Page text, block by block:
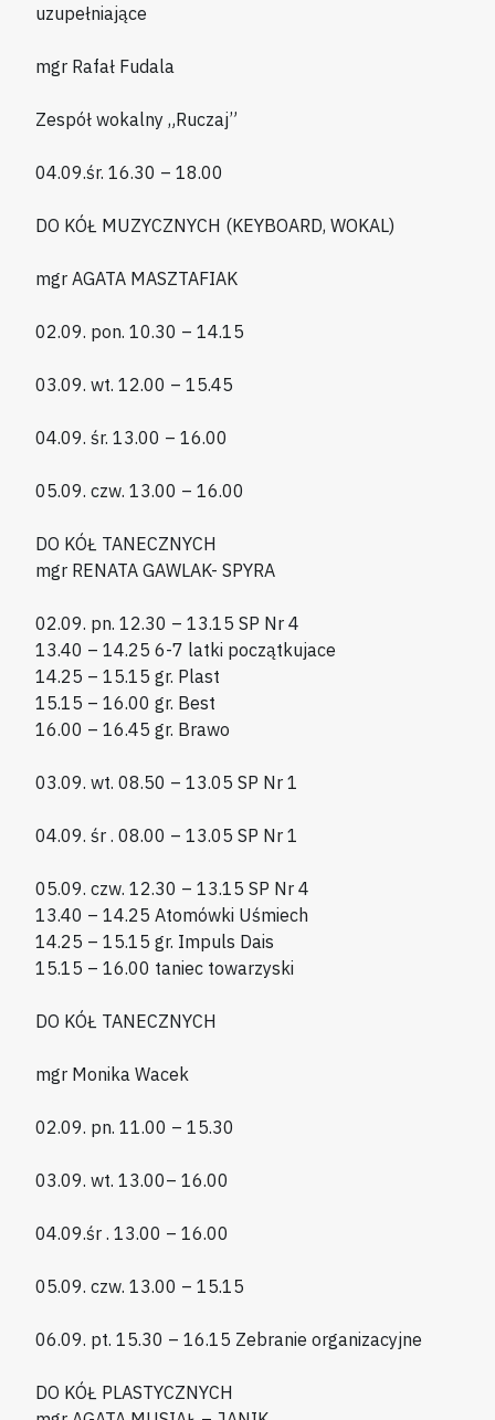
uzupełniające
mgr Rafał Fudala
Zespół wokalny „Ruczaj”
04.09.śr. 16.30 – 18.00
DO KÓŁ MUZYCZNYCH (KEYBOARD, WOKAL)
mgr AGATA MASZTAFIAK
02.09. pon. 10.30 – 14.15
03.09. wt. 12.00 – 15.45
04.09. śr. 13.00 – 16.00
05.09. czw. 13.00 – 16.00
DO KÓŁ TANECZNYCH
mgr RENATA GAWLAK- SPYRA
02.09. pn. 12.30 – 13.15 SP Nr 4
13.40 – 14.25 6-7 latki początkujace
14.25 – 15.15 gr. Plast
15.15 – 16.00 gr. Best
16.00 – 16.45 gr. Brawo
03.09. wt. 08.50 – 13.05 SP Nr 1
04.09. śr . 08.00 – 13.05 SP Nr 1
05.09. czw. 12.30 – 13.15 SP Nr 4
13.40 – 14.25 Atomówki Uśmiech
14.25 – 15.15 gr. Impuls Dais
15.15 – 16.00 taniec towarzyski
DO KÓŁ TANECZNYCH
mgr Monika Wacek
02.09. pn. 11.00 – 15.30
03.09. wt. 13.00– 16.00
04.09.śr . 13.00 – 16.00
05.09. czw. 13.00 – 15.15
06.09. pt. 15.30 – 16.15 Zebranie organizacyjne
DO KÓŁ PLASTYCZNYCH